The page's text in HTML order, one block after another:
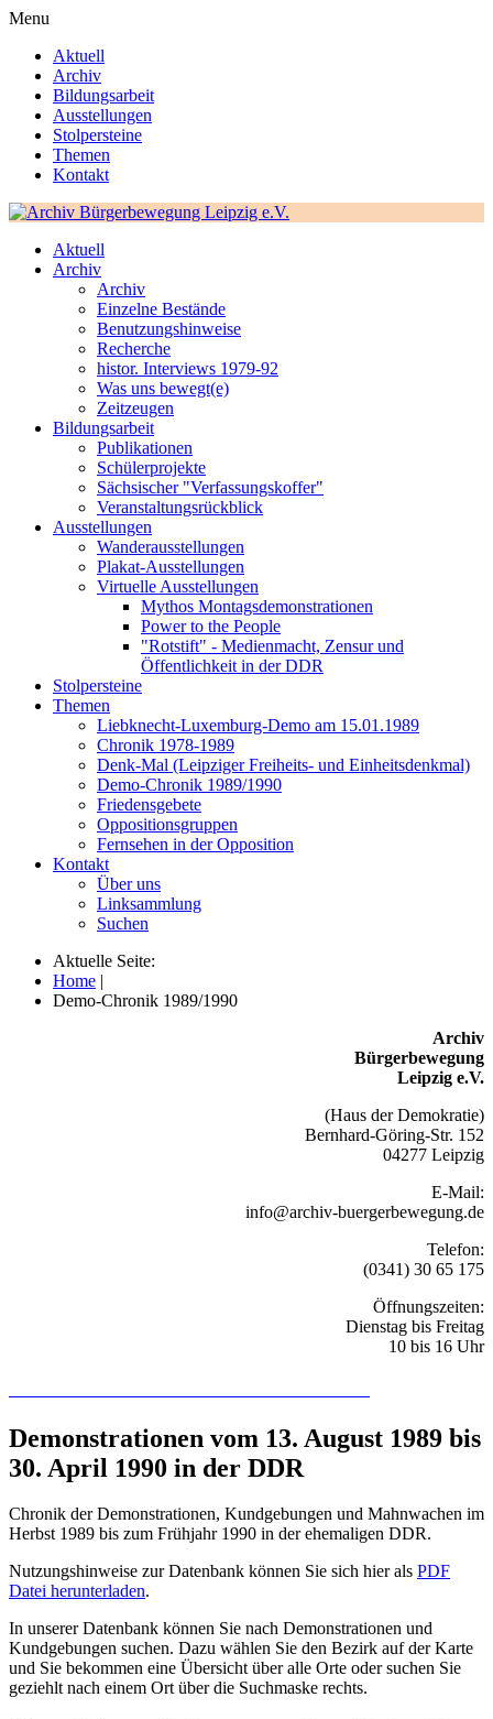
Menu
Aktuell
Archiv
Bildungsarbeit
Ausstellungen
Stolpersteine
Themen
Kontakt
Aktuell
Archiv
Archiv
Einzelne Bestände
Benutzungshinweise
Recherche
histor. Interviews 1979-92
Was uns bewegt(e)
Zeitzeugen
Bildungsarbeit
Publikationen
Schülerprojekte
Sächsischer "Verfassungskoffer"
Veranstaltungsrückblick
Ausstellungen
Wanderausstellungen
Plakat-Ausstellungen
Virtuelle Ausstellungen
Mythos Montagsdemonstrationen
Power to the People
"Rotstift" - Medienmacht, Zensur und
Öffentlichkeit in der DDR
Stolpersteine
Themen
Liebknecht-Luxemburg-Demo am 15.01.1989
Chronik 1978-1989
Denk-Mal (Leipziger Freiheits- und Einheitsdenkmal)
Demo-Chronik 1989/1990
Friedensgebete
Oppositionsgruppen
Fernsehen in der Opposition
Kontakt
Über uns
Linksammlung
Suchen
Aktuelle Seite:
Home |
Demo-Chronik 1989/1990
Archiv
Bürgerbewegung
Leipzig e.V.
(Haus der Demokratie)
Bernhard-Göring-Str. 152
04277 Leipzig
E-Mail:
info@archiv-buergerbewegung.de
Telefon:
(0341) 30 65 175
Öffnungszeiten:
Dienstag bis Freitag
10 bis 16 Uhr
Demonstrationen vom 13. August 1989 bis
30. April 1990 in der DDR
Chronik der Demonstrationen, Kundgebungen und Mahnwachen im
Herbst 1989 bis zum Frühjahr 1990 in der ehemaligen DDR.
Nutzungshinweise zur Datenbank können Sie sich hier als PDF
Datei herunterladen.
In unserer Datenbank können Sie nach Demonstrationen und
Kundgebungen suchen. Dazu wählen Sie den Bezirk auf der Karte
und Sie bekommen eine Übersicht über alle Orte oder suchen Sie
geziehlt nach einem Ort über die Suchmaske rechts.